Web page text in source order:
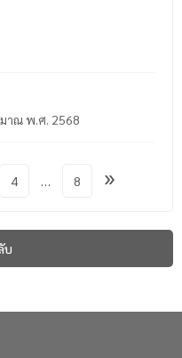
าณ พ.ศ. 2568
4 … 8 »
บ